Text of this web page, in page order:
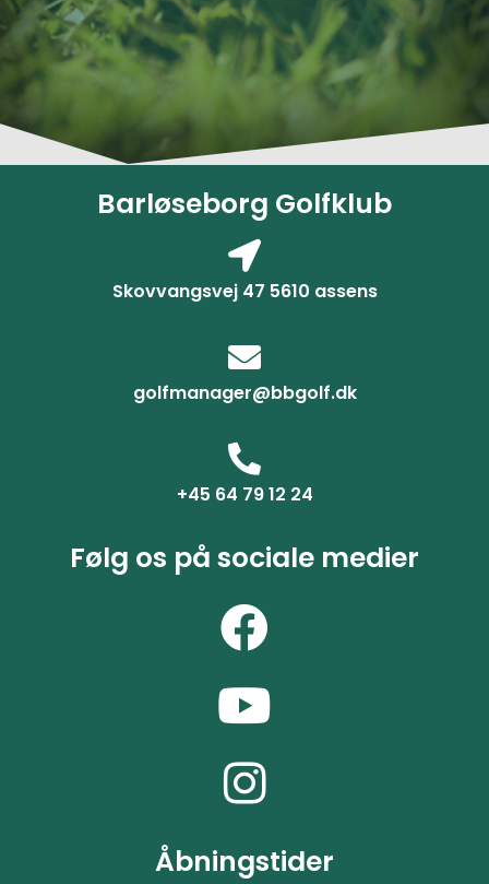
Barløseborg Golfklub
Skovvangsvej 47 5610 assens
golfmanager@bbgolf.dk
+45 64 79 12 24
Følg os på sociale medier
Åbningstider